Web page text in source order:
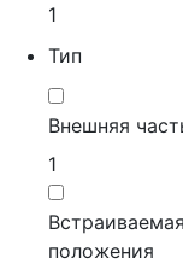
1
Тип
Внешняя
1
положения